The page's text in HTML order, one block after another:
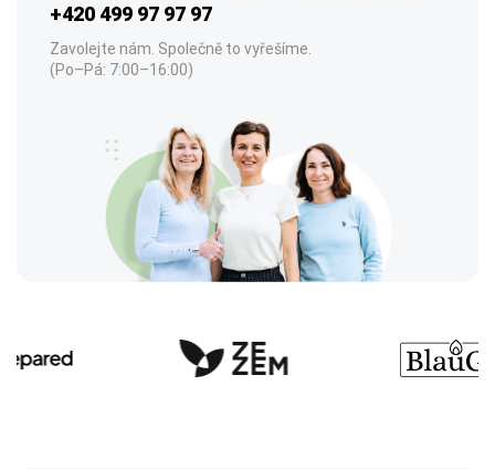
+420 499 97 97 97
Zavolejte nám. Společně to vyřešíme.
(Po–Pá: 7:00–16:00)